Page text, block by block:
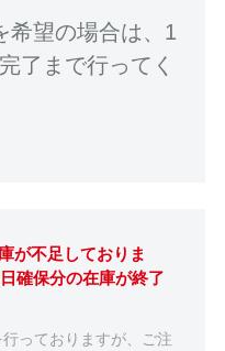
望の場合は、1
了まで行ってく
が不足しておりま
確保分の在庫が終了
っておりますが、ご注